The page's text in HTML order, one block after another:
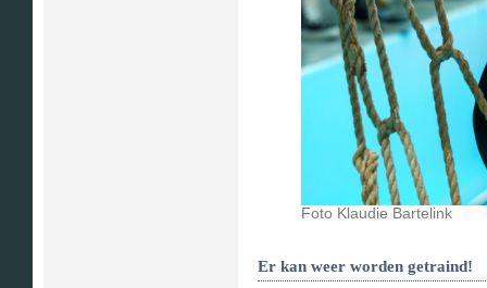
Foto Klaudie Bartelink
Er kan weer worden getraind!